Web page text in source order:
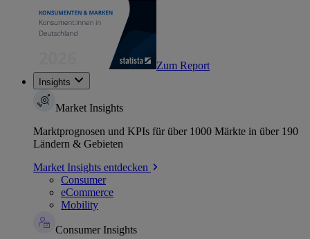
Zum Report
Insights
Market Insights
Marktprognosen und KPIs für über 1000 Märkte in über 190
Ländern & Gebieten
Market Insights entdecken
Consumer
eCommerce
Mobility
Consumer Insights